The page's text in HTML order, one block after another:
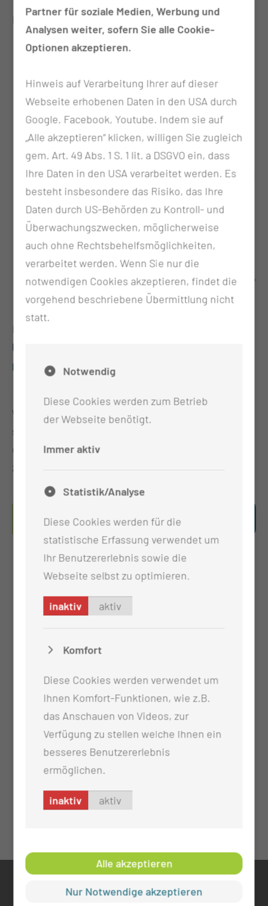
Bitte beachten Sie folgende Hinweise:
Nutzen Sie diesen Service nur, wenn Sie von
abgestimmten und bestätigten Termin (außer
Wochenende und Feiertag) erhalten haben.
Die Anmeldung muss spätestens am Vortag
Ihrer Aufnahme bis 20:00 Uhr erfolgen. Nur
dann ist gewährleistet, dass Sie Ihre
Unterlagen am Aufnahmetag schnellst möglich
erhalten.
Zur Onlineaufnahme benötigen Sie Ihren
Einweisungsschein ("Verordnung von
Krankenhausbehandlung").
Füllen Sie alle notwendigen Angaben von
Schritt 1 bis Schritt 8 ordnungsgemäß aus. Mit *
markierte Felder sind Pflichtfelder.
Hier können Sie die
Patienteninformation zur Verarbeitung
personenbezogener Daten nach EU-DSGVO
Wenn Sie zur Onlineaufnahme
stehen Ihnen die Mitarbeiterinnen und Mitarbeiter
der Aufnahme per Mail unter der Online Anmeldung
zur Verfügung.
ONLINEAUFNAHME.
KONTAKT
Partner für soziale Medien, Werbung und
Analysen weiter, sofern Sie alle Cookie-
Optionen akzeptieren.
Hinweis auf Verarbeitung Ihrer auf dieser
Webseite erhobenen Daten in den USA durch
Google, Facebook, Youtube. Indem sie auf
„Alle akzeptieren“ klicken, willigen Sie zugleich
gem. Art. 49 Abs. 1 S. 1 lit. a DSGVO ein, dass
Ihre Daten in den USA verarbeitet werden. Es
besteht insbesondere das Risiko, das Ihre
Daten durch US-Behörden zu Kontroll- und
Überwachungszwecken, möglicherweise
auch ohne Rechtsbehelfsmöglichkeiten,
verarbeitet werden. Wenn Sie nur die
notwendigen Cookies akzeptieren, findet die
vorgehend beschriebene Übermittlung nicht
statt.
Notwendig
Diese Cookies werden zum Betrieb
der Webseite benötigt.
Immer aktiv
Statistik/Analyse
Diese Cookies werden für die
statistische Erfassung verwendet um
Ihr Benutzererlebnis sowie die
Webseite selbst zu optimieren.
inaktiv aktiv
Komfort
Diese Cookies werden verwendet um
Ihnen Komfort-Funktionen, wie z.B.
das Anschauen von Videos, zur
Verfügung zu stellen welche Ihnen ein
besseres Benutzererlebnis
ermöglichen.
inaktiv aktiv
Alle akzeptieren
Nur Notwendige akzeptieren